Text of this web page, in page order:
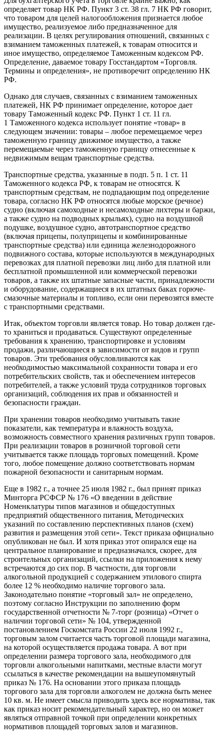
определяет товар НК РФ. Пункт 3 ст. 38 гл. 7 НК РФ говорит,
что товаром для целей налогообложения признается любое
имущество, реализуемое либо предназначенное для
реализации. В целях регулирования отношений, связанных с
взиманием таможенных платежей, к товарам относится и
иное имущество, определяемое Таможенным кодексом РФ.
Определение, даваемое товару Госстандартом «Торговля.
Термины и определения», не противоречит определению НК
РФ.
Однако для случаев, связанных с взиманием таможенных
платежей, НК РФ принимает определение, которое дает
товару Таможенный кодекс РФ. Пункт 1 ст. 11 гл.
1 Таможенного кодекса использует понятие «товар» в
следующем значении: товары – любое перемещаемое через
таможенную границу движимое имущество, а также
перемещаемые через таможенную границу отнесенные к
недвижимым вещам транспортные средства.
Транспортные средства, указанные в подп. 5 п. 1 ст. 11
Таможенного кодекса РФ, к товарам не относятся. К
транспортным средствам, не подпадающим под определение
товара, согласно НК РФ относятся любые морское (речное)
судно (включая самоходные и несамоходные лихтеры и баржи,
а также судно на подводных крыльях), судно на воздушной
подушке, воздушное судно, автотранспортное средство
(включая прицепы, полуприцепы и комбинированные
транспортные средства) или единица железнодорожного
подвижного состава, которые используются в международных
перевозках для платной перевозки лиц либо для платной или
бесплатной промышленной или коммерческой перевозки
товаров, а также их штатные запасные части, принадлежности
и оборудование, содержащиеся в их штатных баках горюче-
смазочные материалы и топливо, если они перевозятся вместе
с транспортными средствами.
Итак, объектом торговли является товар. Но товар должен где-
то храниться и продаваться. Существуют определенные
требования к хранению, транспортировке и условиям
продажи, различающиеся в зависимости от видов и групп
товаров. Эти требования обусловливаются как
необходимостью максимальной сохранности товара и его
потребительских свойств, так и обеспечением интересов
потребителей, а также условий труда сотрудников торговых
организаций, соблюдения их прав и обязанностей и
безопасности граждан.
При хранении товаров необходимо учитывать такие
показатели, как температура и влажность воздуха,
возможность совместного хранения различных групп товаров.
При реализации товаров в розничной торговой сети
учитывается также площадь торговых помещений. Кроме
того, любое помещение должно соответствовать нормам
пожарной безопасности и санитарным нормам.
Еще в 1982 г., а точнее 25 июля 1982 г., был принят приказ
Минторга РСФСР № 176 «О введении в действие
Номенклатуры типов магазинов и общедоступных
предприятий общественного питания, Методических
указаний по составлению перспективных планов (схем)
развития и размещения этой сети». Текст приказа официально
опубликован не был. И хотя приказ этот опирался еще на
центральное планирование и предназначался, скорее, для
строительных организаций, ссылки на приложения к нему
встречаются до сих пор. В частности, для торговли
алкогольной продукцией с содержанием этилового спирта
более 12 % необходимо наличие торгового зала.
Законодательно понятие «торговый зал» не определено,
поэтому согласно Инструкции по заполнению форм
государственной отчетности № 7-торг (розница) «Отчет о
наличии торговой сети» № 104, утвержденной
постановлением Госкомстата России 22 июля 1992 г.,
торговым залом считается часть торговой площади магазина,
на которой осуществляется продажа товара. А вот при
определении размера торгового зала, необходимого для
торговли алкогольными напитками, местные власти могут
ссылаться в качестве рекомендации на вышеупомянутый
приказ № 176. На основании этого приказа площадь
торгового зала для торговли алкоголем не должна быть менее
10 кв. м. Не имеет смысла приводить здесь все нормативы, так
как приказ носит рекомендательный характер, но он может
являться отправной точкой при определении конкретных
нормативов площадей торговых залов и магазинов.